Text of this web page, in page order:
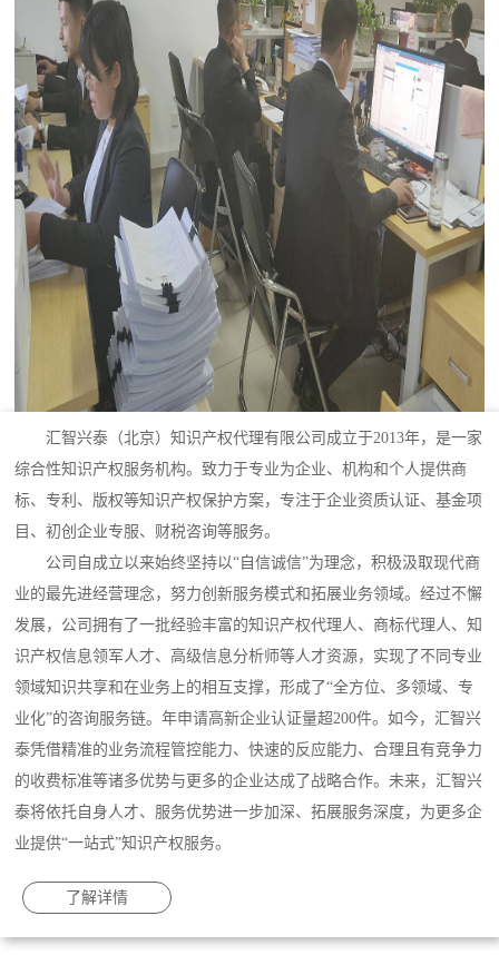
汇智兴泰（北京）知识产权代理有限公司成立于2013年，是一家
综合性知识产权服务机构。致力于专业为企业、机构和个人提供商
标、专利、版权等知识产权保护方案，专注于企业资质认证、基金项
目、初创企业专服、财税咨询等服务。
公司自成立以来始终坚持以“自信诚信”为理念，积极汲取现代商
业的最先进经营理念，努力创新服务模式和拓展业务领域。经过不懈
发展，公司拥有了一批经验丰富的知识产权代理人、商标代理人、知
识产权信息领军人才、高级信息分析师等人才资源，实现了不同专业
领域知识共享和在业务上的相互支撑，形成了“全方位、多领域、专
业化”的咨询服务链。年申请高新企业认证量超200件。如今，汇智兴
泰凭借精准的业务流程管控能力、快速的反应能力、合理且有竞争力
的收费标准等诸多优势与更多的企业达成了战略合作。未来，汇智兴
泰将依托自身人才、服务优势进一步加深、拓展服务深度，为更多企
业提供“一站式”知识产权服务。
了解详情